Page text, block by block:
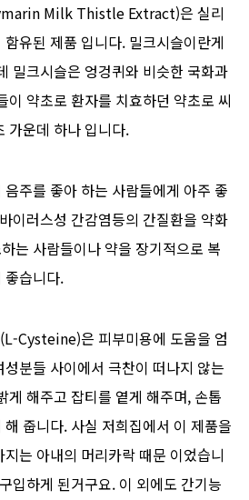
Milk Thistle Extract)은 실리
유된 제품 입니다. 밀크시슬이란게
밀크시슬은 엉겅퀴와 비슷한 국화과
이 약초로 환자를 치효하던 약초로 씨
가운데 하나 입니다.
주를 좋아 하는 사람들에게 아주 좋
이러스성 간감염등의 간질환을 약화
는 사람들이나 약을 장기적으로 복
좋습니다.
Cysteine)은 피부미용에 도움을 엄
분들 사이에서 극찬이 떠나지 않는
게 해주고 잡티를 옅게 해주며, 손톱
줍니다. 사실 저희집에서 이 제품을
는 아내의 머리카락 때문 이었습니
입하게 된거구요. 이 외에도 간기능